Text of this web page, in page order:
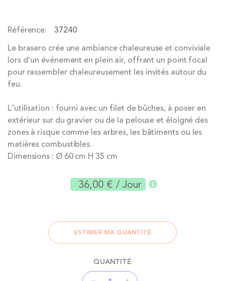
images
gallery
Référence
37240
Le brasero crée une ambiance chaleureuse et conviviale
lors d'un événement en plein air, offrant un point focal
pour rassembler chaleureusement les invités autour du
feu.
L'utilisation : fourni avec un filet de bûches, à poser en
extérieur sur du gravier ou de la pelouse et éloigné des
zones à risque comme les arbres, les bâtiments ou les
matières combustibles.
Dimensions : Ø 60 cm H 35 cm
36,00 € / Jour
ESTIMER MA QUANTITÉ
QUANTITÉ